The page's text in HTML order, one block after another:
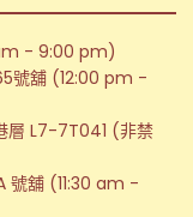
- 9:00 pm)
號舖 (12:00 pm -
層 L7-7T041 (非禁
號舖 (11:30 am -